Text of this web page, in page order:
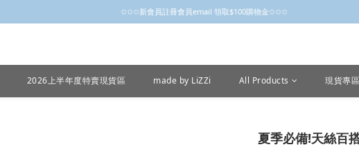
✩✩✩新會員註冊會員email 領取$100購物金✩✩✩
✩✩✩新會員註冊會員email 領取$100購物金✩✩✩
2026上半年度特賣現貨區 made by LiZZi All Products 現貨專區
夏季必備!天絲百